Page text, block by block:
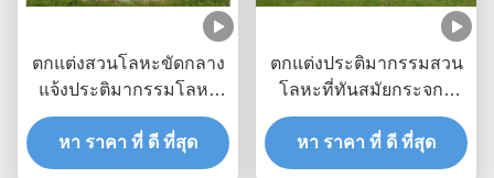
ตกแต่งสวนโลหะขัดกลาง
แจ้งประติมากรรมโลหะ
ขนาดใหญ่วางรูปปั้น
หา ราคา ที่ ดี ที่สุด
ตกแต่งประติมากรรมสวน
โลหะที่ทันสมัยกระจกส
แตนเลสขัดเงา
หา ราคา ที่ ดี ที่สุด